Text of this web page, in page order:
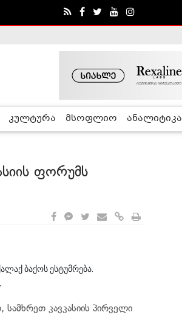
კულტურა მსოფლიო ანალიტიკა
ფორუმს
ბაქოს ესტუმრება.
სამხრეთ კავკასიის პირველი